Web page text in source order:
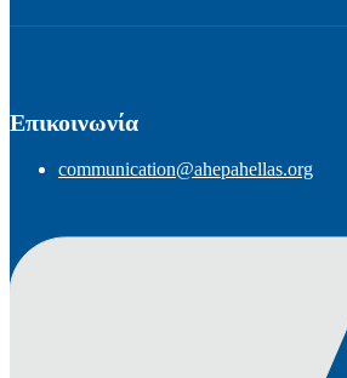
Επικοινωνία
communication@ahepahellas.org